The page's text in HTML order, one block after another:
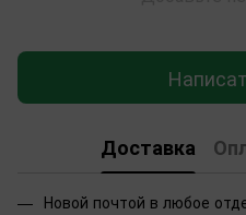
Доставка
Новой почтой в любое